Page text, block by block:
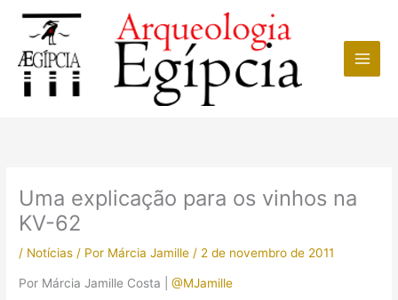
conteúdo
Uma explicação para os vinhos na
KV-62
/ Notícias / Por Márcia Jamille / 2 de novembro de 2011
Por Márcia Jamille Costa |@MJamille